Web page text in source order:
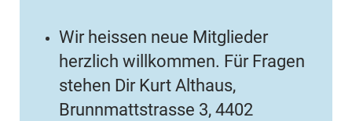
Wir heissen neue Mitglieder
herzlich willkommen. Für Fragen
stehen Dir Kurt Althaus,
Brunnmattstrasse 3, 4402